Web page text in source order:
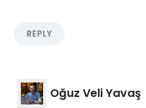
REPLY
Oğuz Veli Yavaş